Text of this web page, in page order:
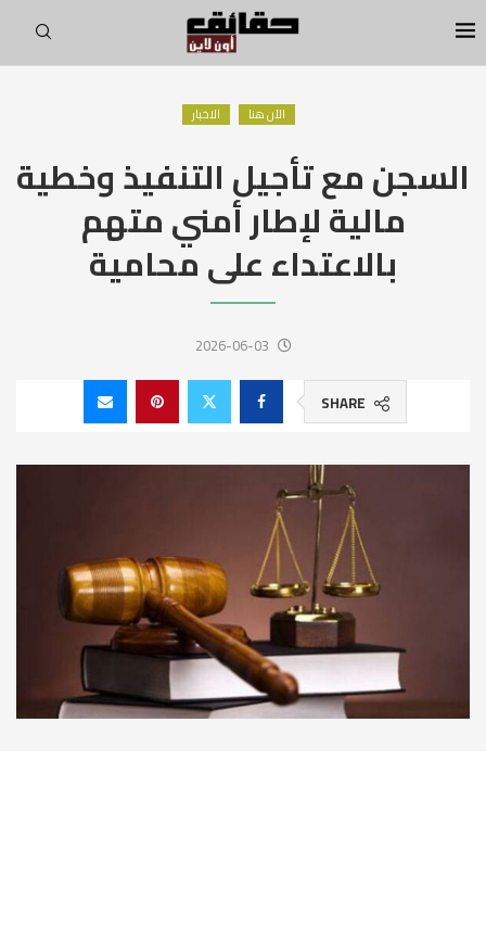
الآن هنا الاخبار
السجن مع تأجيل التنفيذ وخطية
مالية لإطار أمني متهم
بالاعتداء على محامية
2026-06-03
SHARE